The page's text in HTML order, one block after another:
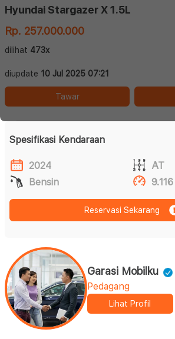
Hyundai Stargazer X 1.5L
Rp. 257.000.000
dilihat 473x
diupdate 10 Jul 2025 07:21
Tawar
Spesifikasi Kendaraan
2024
AT
Bensin
Reservasi Sekarang
Garasi Mobilku
Pedagang
Lihat Profil